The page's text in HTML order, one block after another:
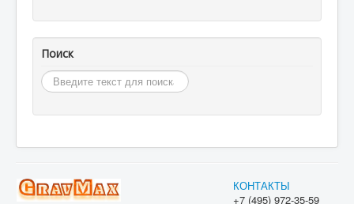
Поиск
Искать...
КОНТАКТЫ
+7 (495) 972-35-59